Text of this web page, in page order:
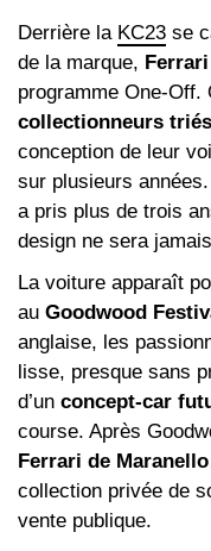
Derrière la KC23 se
de la marque,
programme One‑Off.
collectionneurs
conception de leur
sur plusieurs
a pris plus de trois
design ne sera
La voiture apparaît
au Goodwood
anglaise, les
lisse, presque sans
d’un concept‑car
course. Après
Ferrari de Maranello
collection privée de
vente publique.